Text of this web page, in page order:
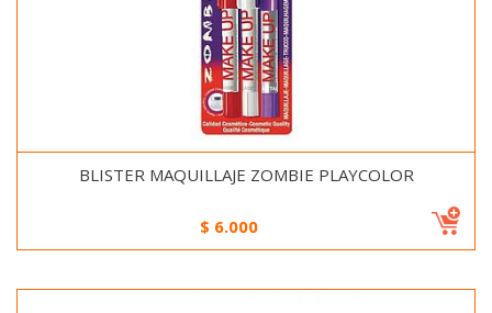
BLISTER MAQUILLAJE ZOMBIE PLAYCOLOR
$ 6.000